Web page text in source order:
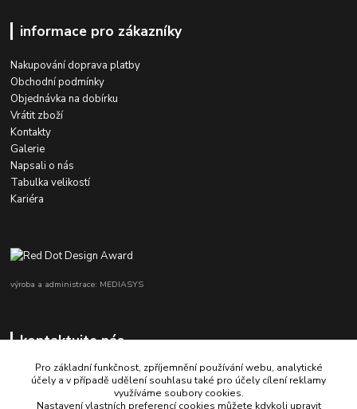
informace pro zákazníky
Nakupování doprava platby
Obchodní podmínky
Objednávka na dobírku
Vrátit zboží
Kontakty
Galerie
Napsali o nás
Tabulka velikostí
Kariéra
výroba a administrace: MEDIASYS
kontaktujte nás
+420 725 347 646
Pro základní funkčnost, zpříjemnění používání webu, analytické
účely a v případě udělení souhlasu také pro účely cílení reklamy
využíváme soubory cookies.
Nastavení vlastních preferencí cookies můžete kdykoli upravit